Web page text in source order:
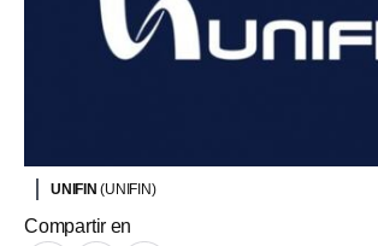
UNIFIN(UNIFIN)
Compartir en